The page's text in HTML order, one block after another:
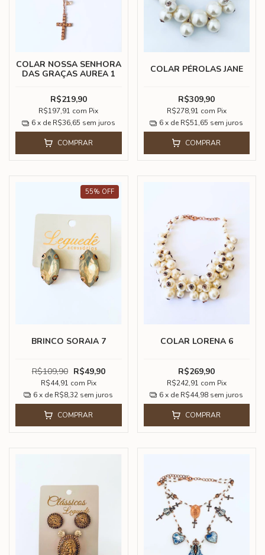
COLAR NOSSA SENHORA
DAS GRAÇAS AUREA 1
R$219,90
R$197,91 com Pix
6 x de R$36,65 sem juros
COMPRAR
COLAR PÉROLAS JANE
R$309,90
R$278,91 com Pix
6 x de R$51,65 sem juros
COMPRAR
55% OFF
BRINCO SORAIA 7
R$109,90 R$49,90
R$44,91 com Pix
6 x de R$8,32 sem juros
COMPRAR
COLAR LORENA 6
R$269,90
R$242,91 com Pix
6 x de R$44,98 sem juros
COMPRAR